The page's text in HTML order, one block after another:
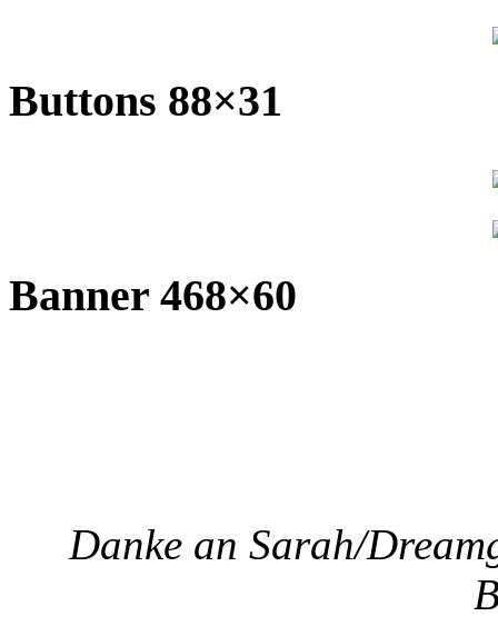
Buttons 88×31
Banner 468×60
Danke an Sarah/